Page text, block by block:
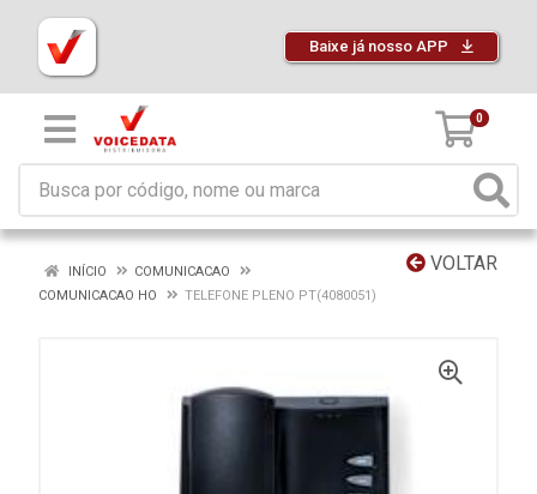
Baixe já nosso APP
0
VOLTAR
INÍCIO
COMUNICACAO
COMUNICACAO HO
TELEFONE PLENO PT(4080051)